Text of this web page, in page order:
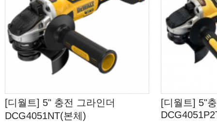
[디월트] 5" 충전 그라인더
DCG4051NT(본체)
[디월트] 5"